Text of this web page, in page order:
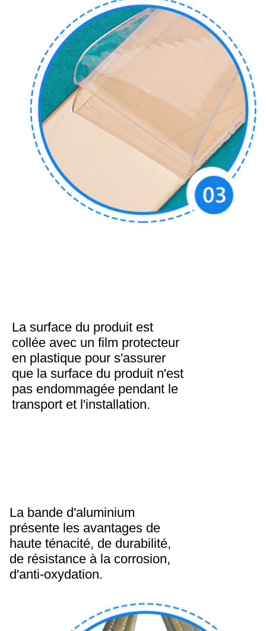
La surface du produit est
collée avec un film protecteur
en plastique pour s'assurer
que la surface du produit n'est
pas endommagée pendant le
transport et l'installation.
La bande d'aluminium
présente les avantages de
haute ténacité, de durabilité,
de résistance à la corrosion,
d'anti-oxydation.